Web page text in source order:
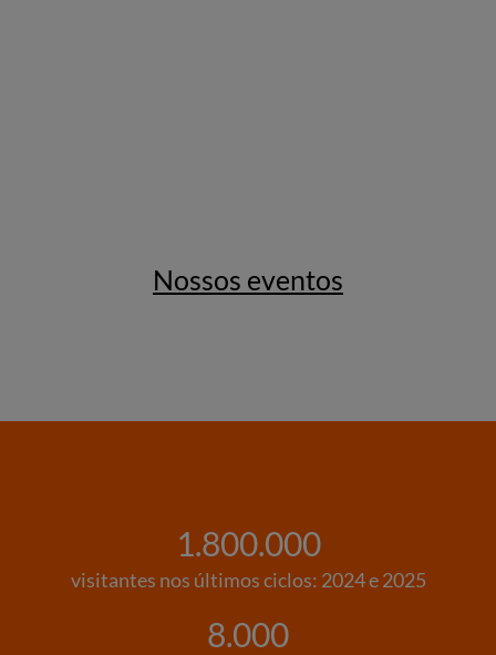
Nossos eventos
1.800.000
visitantes nos últimos ciclos: 2024 e 2025
8.000